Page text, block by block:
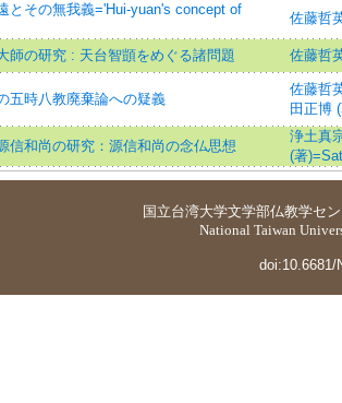
とその無我義='Hui-yuan's concept of
佐藤哲
師の研究 : 天台智顗をめぐる諸問題 佐藤哲
五時八教廃棄論への疑義
佐藤哲
田正博
信和尚の研究：源信和尚の念仏思想
浄土真
(著
国立台湾大学文学部仏教学セ
National Taiwan
doi:10.6681/